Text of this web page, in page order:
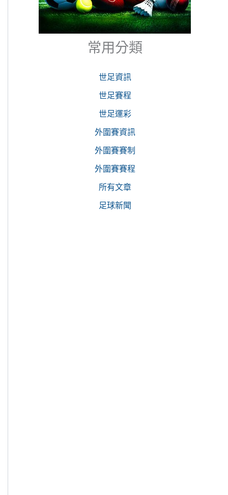
常用分類
世足資訊
世足賽程
世足運彩
外圍賽資訊
外圍賽賽制
外圍賽賽程
所有文章
足球新聞